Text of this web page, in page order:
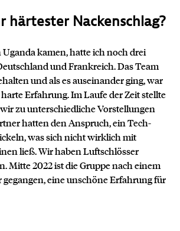
härtester Nackenschlag?
Uganda kamen, hatte ich noch drei
und Frankreich. Das Team
und als es auseinander ging, war
Erfahrung. Im Laufe der Zeit stellte
zu unterschiedliche Vorstellungen
hatten den Anspruch, ein Tech-
was sich nicht wirklich mit
ließ. Wir haben Luftschlösser
Mitte 2022 ist die Gruppe nach einem
eine unschöne Erfahrung für